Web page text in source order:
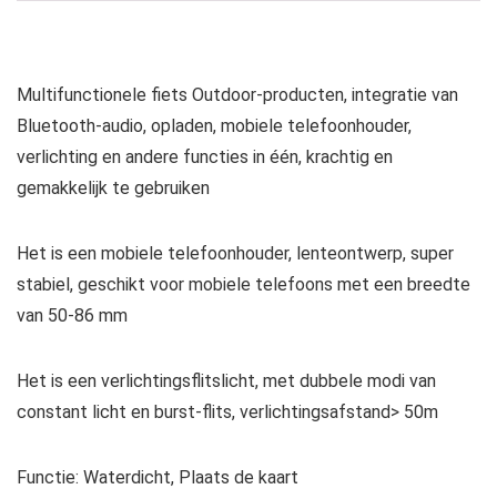
Multifunctionele fiets Outdoor-producten, integratie van
Bluetooth-audio, opladen, mobiele telefoonhouder,
verlichting en andere functies in één, krachtig en
gemakkelijk te gebruiken
Het is een mobiele telefoonhouder, lenteontwerp, super
stabiel, geschikt voor mobiele telefoons met een breedte
van 50-86 mm
Het is een verlichtingsflitslicht, met dubbele modi van
constant licht en burst-flits, verlichtingsafstand> 50m
Functie: Waterdicht, Plaats de kaart